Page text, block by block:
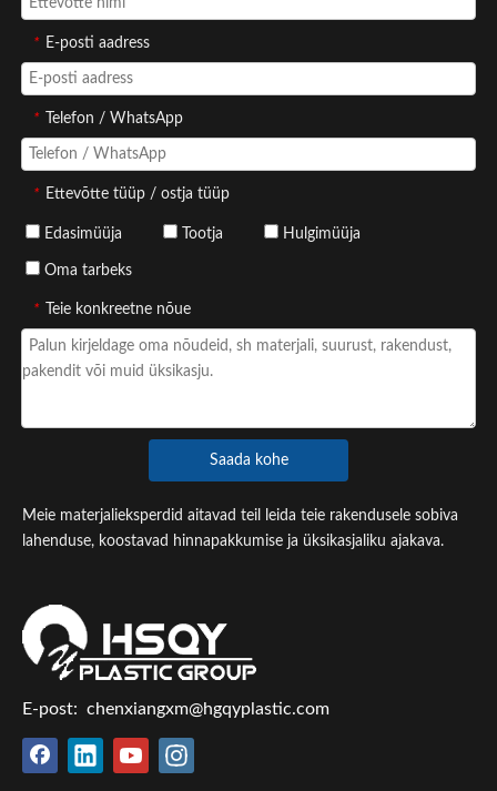
* E-posti aadress
* Telefon / WhatsApp
* Ettevõtte tüüp / ostja tüüp
Edasimüüja Tootja Hulgimüüja
Oma tarbeks
* Teie konkreetne nõue
Saada kohe
Meie materjalieksperdid aitavad teil leida teie rakendusele sobiva
lahenduse, koostavad hinnapakkumise ja üksikasjaliku ajakava.
E-post: chenxiangxm@hgqyplastic.com